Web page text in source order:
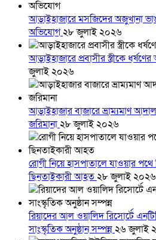
আড়াইহাজারে মস‌জি‌দের অজুখানা
অভিযোগ২৮ জুলাই ২০২৬
আড়াইহাজারে প্রবাসীর স্ত্রীকে
জুলাই ২০২৬
আড়াইহাজার বাজারে ভ্রাম্যমাণ
জরিমানা২৮ জুলাই ২০২৬
রোগী নিয়ে হাসপাতালে যাওয়ার
ছিনতাইকারী আহত২৮ জুলাই ২০২৬
রিয়াদের আল ওয়ালিদ রিসোর্টে
সাংস্কৃতিক অনুষ্ঠান সম্পন্ন২৬ জুলাই